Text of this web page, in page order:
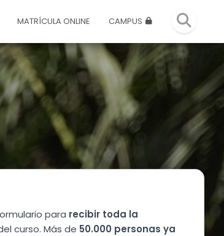
MATRÍCULA ONLINE CAMPUS
para recibir toda la
curso. Más de 50.000 personas ya